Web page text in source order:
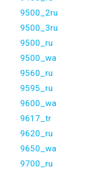
9500_2ru
9500_3ru
9500_ru
9500_wa
9560_ru
9595_ru
9600_wa
9617_tr
9620_ru
9650_wa
9700_ru